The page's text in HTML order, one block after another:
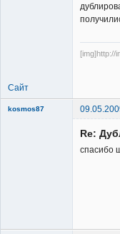
[img]http://
Сайт
kosmos87
Re:
спасибо